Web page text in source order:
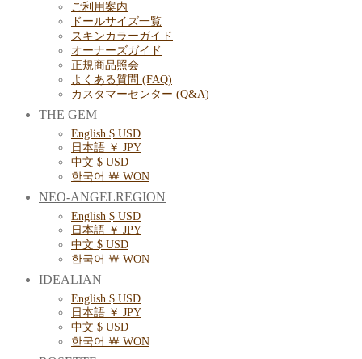
ご利用案内
ドールサイズ一覧
スキンカラーガイド
オーナーズガイド
正規商品照会
よくある質問 (FAQ)
カスタマーセンター (Q&A)
THE GEM
English $ USD
日本語 ￥ JPY
中文 $ USD
한국어 ￦ WON
NEO-ANGELREGION
English $ USD
日本語 ￥ JPY
中文 $ USD
한국어 ￦ WON
IDEALIAN
English $ USD
日本語 ￥ JPY
中文 $ USD
한국어 ￦ WON